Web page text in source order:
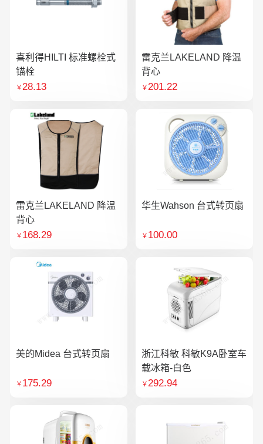
喜利得HILTI 标准螺栓式
锚栓
￥28.13
雷克兰LAKELAND 降温
背心
￥201.22
雷克兰LAKELAND 降温
背心
￥ 168.29
华生Wahson 台式转页扇
￥ 100.00
美的Midea 台式转页扇
￥ 175.29
浙江科敏 科敏K9A卧室车
载冰箱-白色
￥292.94